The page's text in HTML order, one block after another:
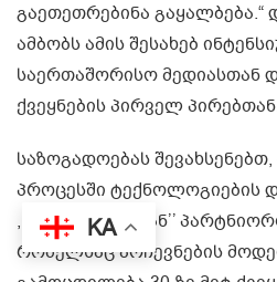
გაეთეთრებინა
ამბობს ამის შესახებ
საერთაშორისო მედიასთან
ქვეყნების პირველ
საზოგადოებას
პროცესში ტექნოლოგიების
,,სმარტმატიკთან’’
რომელსაც არჩევნების
KA